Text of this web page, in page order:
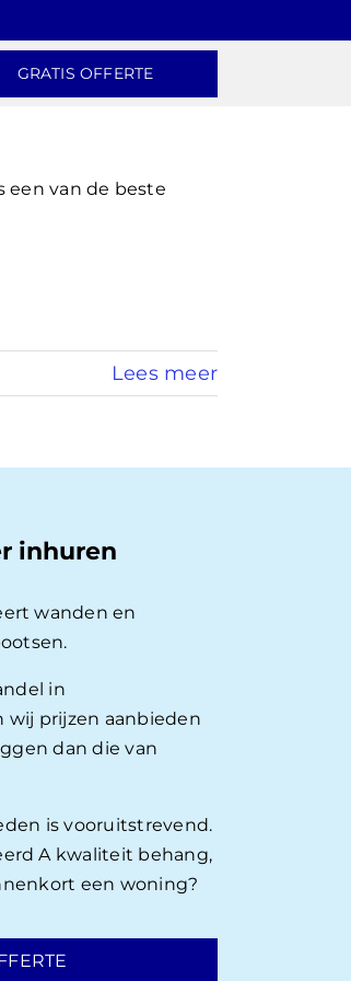
GRATIS OFFERTE
een van de beste
Lees meer
inhuren
wanden en
in
wij prijzen aanbieden
dan die van
is vooruitstrevend.
A kwaliteit behang,
een woning?